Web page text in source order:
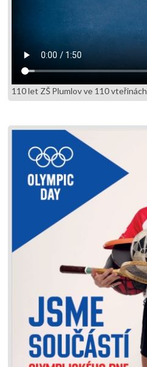
110 let ZŠ Plumlov ve 110 vteřinách